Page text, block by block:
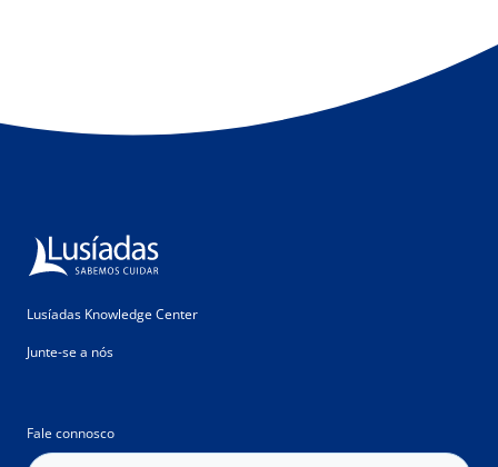
Lusíadas Knowledge Center
Junte-se a nós
Fale connosco